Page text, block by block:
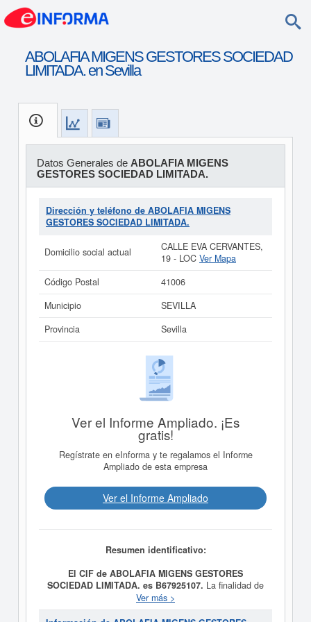
ABOLAFIA MIGENS GESTORES SOCIEDAD
LIMITADA. en Sevilla
Datos Generales de ABOLAFIA MIGENS
GESTORES SOCIEDAD LIMITADA.
Dirección y teléfono de ABOLAFIA MIGENS
GESTORES SOCIEDAD LIMITADA.
Domicilio social actual
CALLE EVA CERVANTES,
19 - LOC Ver Mapa
Código Postal
41006
Municipio
SEVILLA
Provincia
Sevilla
Ver el Informe Ampliado. ¡Es
gratis!
Regístrate en eInforma y te regalamos el Informe
Ampliado de esta empresa
Ver el Informe Ampliado
Resumen identificativo:
El CIF de ABOLAFIA MIGENS GESTORES
SOCIEDAD LIMITADA. es B67925107. La finalidad de
ABOLAFIA MIGENS GESTORES
SOCIEDAD LIMITADA.es Tiene por objeto la
Ver más >